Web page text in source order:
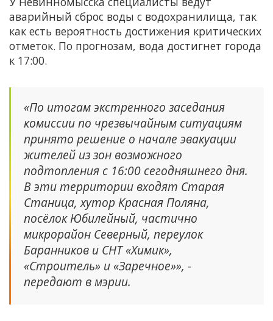
аварийный сброс воды с водохранилища, так
как есть вероятность достижения критических
отметок. По прогнозам, вода достигнет города
к 17:00.
«По итогам экстренного заседания
комиссии по чрезвычайным ситуациям
принято решение о начале эвакуации
жителей из зон возможного
подтопления с 16:00 сегодняшнего дня.
В эти территории входят Старая
Станица, хутор Красная Поляна,
посёлок Юбилейный, частично
микрорайон Северный, переулок
Баранников и СНТ «Химик»,
«Строитель» и «Заречное»», -
передают в мэрии.